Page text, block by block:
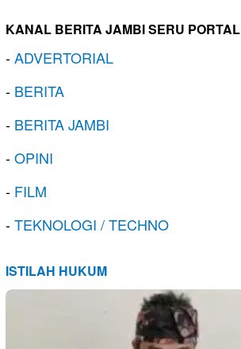
KANAL BERITA JAMBI SERU PORTAL
-ADVERTORIAL
- BERITA
- BERITA JAMBI
-OPINI
- FILM
-TEKNOLOGI / TECHNO
ISTILAH HUKUM